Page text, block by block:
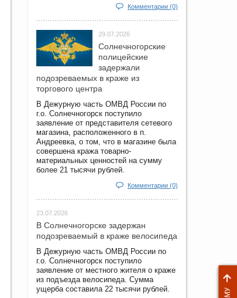
Комментарии (0)
29.07.2026
Солнечногорские
полицейские
задержали
подозреваемых в краже из
торгового центра
В Дежурную часть ОМВД России по
г.о. Солнечногорск поступило
заявление от представителя сетевого
магазина, расположенного в п.
Андреевка, о том, что в магазине была
совершена кража товарно-
материальных ценностей на сумму
более 21 тысячи рублей.
Комментарии (0)
23.07.2026
В Солнечногорске задержан
подозреваемый в краже велосипеда
В Дежурную часть ОМВД России по
г.о. Солнечногорск поступило
заявление от местного жителя о краже
из подъезда велосипеда. Сумма
ущерба составила 22 тысячи рублей.